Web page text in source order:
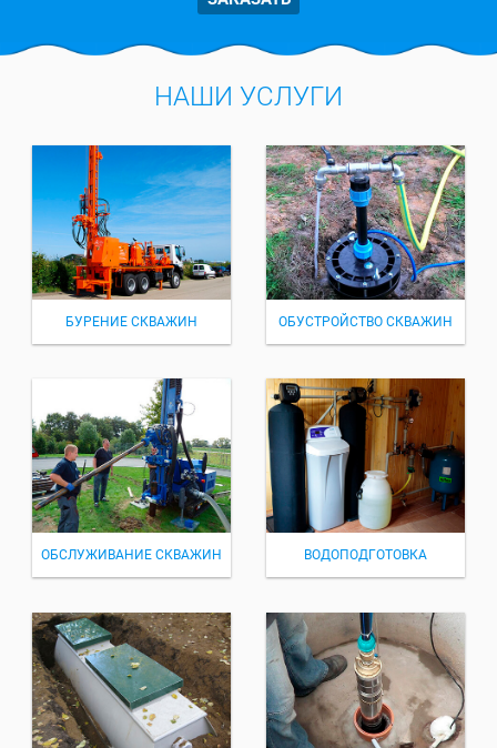
НАШИ УСЛУГИ
БУРЕНИЕ СКВАЖИН ОБУСТРОЙСТВО СКВАЖИН
ОБСЛУЖИВАНИЕ СКВАЖИН ВОДОПОДГОТОВКА